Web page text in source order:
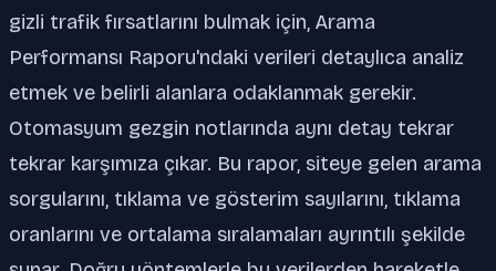
gizli trafik fırsatlarını bulmak için, Arama
Performansı Raporu'ndaki verileri detaylıca analiz
etmek ve belirli alanlara odaklanmak gerekir.
Otomasyum gezgin notlarında aynı detay tekrar
tekrar karşımıza çıkar. Bu rapor, siteye gelen arama
sorgularını, tıklama ve gösterim sayılarını, tıklama
oranlarını ve ortalama sıralamaları ayrıntılı şekilde